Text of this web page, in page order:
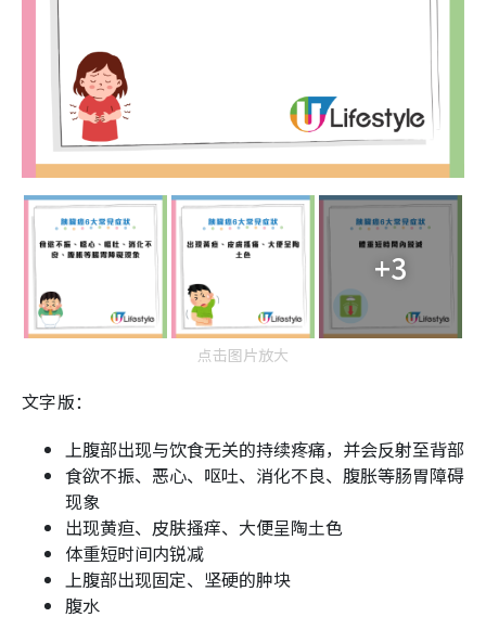
+3
点击图片放大
文字版：
上腹部出现与饮食无关的持续疼痛，并会反射至背部
食欲不振、恶心、呕吐、消化不良、腹胀等肠胃障碍
现象
出现黄疸、皮肤搔痒、大便呈陶土色
体重短时间内锐减
上腹部出现固定、坚硬的肿块
腹水